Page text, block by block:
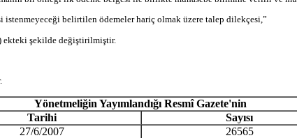
belirtilen ödemeler hariç olmak üzere talep dilekçesi,”
ekteki şekilde değiştirilmiştir.
Yönetmeliğin Yayımlandığı ResmîGazete'nin
Tarihi
Sayısı
27/6/2007
26565